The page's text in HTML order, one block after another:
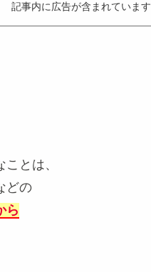
記事内に広告が含まれています
とは、
どの
ら